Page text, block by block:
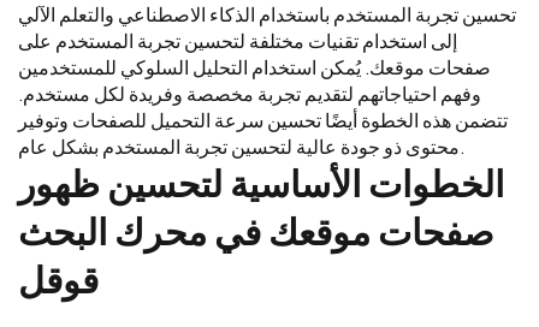
تحسين تجربة المستخدم باستخدام الذكاء الاصطناعي والتعلم الآلي
إلى استخدام تقنيات مختلفة لتحسين تجربة المستخدم على
صفحات موقعك. يُمكن استخدام التحليل السلوكي للمستخدمين
وفهم احتياجاتهم لتقديم تجربة مخصصة وفريدة لكل مستخدم.
تتضمن هذه الخطوة أيضًا تحسين سرعة التحميل للصفحات وتوفير
محتوى ذو جودة عالية لتحسين تجربة المستخدم بشكل عام.
الخطوات الأساسية لتحسين ظهور
صفحات موقعك في محرك البحث
قوقل